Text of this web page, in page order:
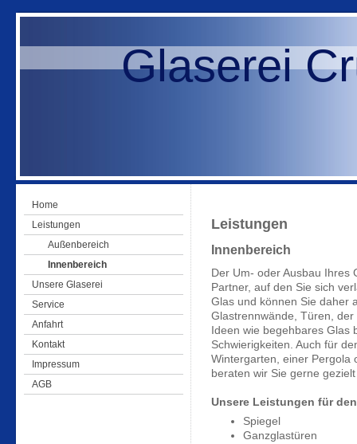
Glaserei
Home
Leistungen
Außenbereich
Innenbereich
Unsere Glaserei
Service
Anfahrt
Kontakt
Impressum
AGB
Leistungen
Innenbereich
Der Um- oder Ausbau Ihres
Partner, auf den Sie sich
Glas und können Sie daher
Glastrennwände, Türen,
Ideen wie begehbares
Schwierigkeiten. Auch für
Wintergarten, einer Pergola
beraten wir Sie gerne
Unsere Leistungen für
Spiegel
Ganzglastüren